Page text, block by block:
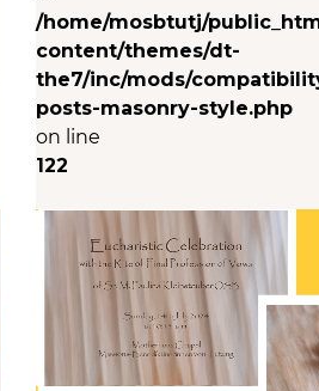
/home/mosbtutj/
content/themes/dt-
the7/inc/mods/
posts-masonry-style.php
on line
122